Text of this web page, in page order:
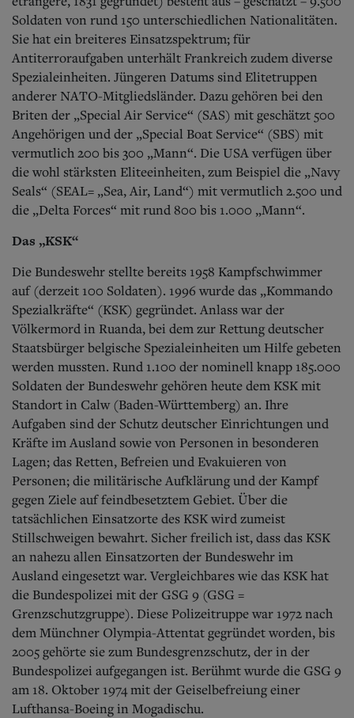
Soldaten von rund 150 unterschiedlichen Nationalitäten.
Sie hat ein breiteres Einsatzspektrum; für
Antiterroraufgaben unterhält Frankreich zudem diverse
Spezialeinheiten. Jüngeren Datums sind Elitetruppen
anderer NATO-Mitgliedsländer. Dazu gehören bei den
Briten der „Special Air Service“ (SAS) mit geschätzt 500
Angehörigen und der „Special Boat Service“ (SBS) mit
vermutlich 200 bis 300 „Mann“. Die USA verfügen über
die wohl stärksten Eliteeinheiten, zum Beispiel die „Navy
Seals“ (SEAL= „Sea, Air, Land“) mit vermutlich 2.500 und
die „Delta Forces“ mit rund 800 bis 1.000 „Mann“.
Das „KSK“
Die Bundeswehr stellte bereits 1958 Kampfschwimmer
auf (derzeit 100 Soldaten). 1996 wurde das „Kommando
Spezialkräfte“ (KSK) gegründet. Anlass war der
Völkermord in Ruanda, bei dem zur Rettung deutscher
Staatsbürger belgische Spezialeinheiten um Hilfe gebeten
werden mussten. Rund 1.100 der nominell knapp 185.000
Soldaten der Bundeswehr gehören heute dem KSK mit
Standort in Calw (Baden-Württemberg) an. Ihre
Aufgaben sind der Schutz deutscher Einrichtungen und
Kräfte im Ausland sowie von Personen in besonderen
Lagen; das Retten, Befreien und Evakuieren von
Personen; die militärische Aufklärung und der Kampf
gegen Ziele auf feindbesetztem Gebiet. Über die
tatsächlichen Einsatzorte des KSK wird zumeist
Stillschweigen bewahrt. Sicher freilich ist, dass das KSK
an nahezu allen Einsatzorten der Bundeswehr im
Ausland eingesetzt war. Vergleichbares wie das KSK hat
die Bundespolizei mit der GSG 9 (GSG =
Grenzschutzgruppe). Diese Polizeitruppe war 1972 nach
dem Münchner Olympia-Attentat gegründet worden, bis
2005 gehörte sie zum Bundesgrenzschutz, der in der
Bundespolizei aufgegangen ist. Berühmt wurde die GSG 9
am 18. Oktober 1974 mit der Geiselbefreiung einer
Lufthansa-Boeing in Mogadischu.